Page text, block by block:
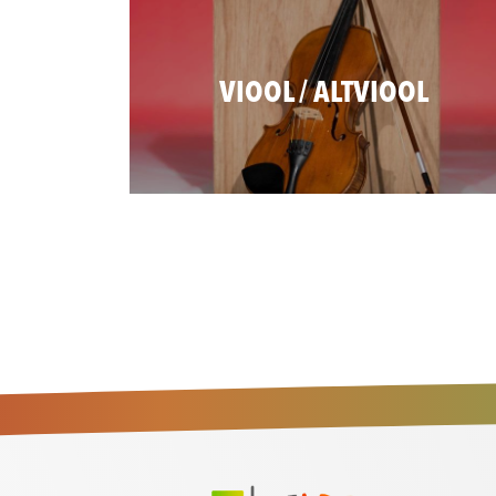
VIOOL / ALTVIOOL